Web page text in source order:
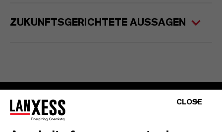
ZUKUNFTSGERICHTETE AUSSAGEN
Kontakt
Investor Relations
CLOSE